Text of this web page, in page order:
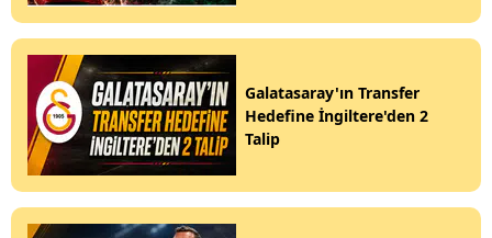
Galatasaray'ın Transfer
Hedefine İngiltere'den 2
Talip